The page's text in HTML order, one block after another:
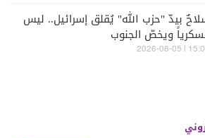
بيدّ "حزب الله" يُقلق إسرائيل.. ليس
ويخصّ الجنوب
15:00 | 2026-